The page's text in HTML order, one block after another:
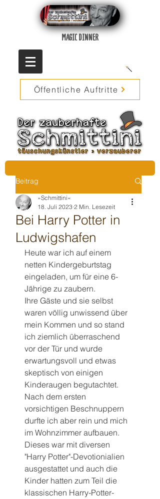
MAGIC DINNER
Öffentliche Auftritte
Beitrag
Bei Harry Potter in
Ludwigshafen
»Schmittini«
18. Juli 2023 2 Min. Lesezeit
Heute war ich auf einem
netten Kindergeburtstag
eingeladen, um für eine 6-
Jährige zu zaubern.
Ihre Gäste und sie selbst
waren völlig unwissend über
mein Kommen und so stand
ich ziemlich überraschend
vor der Tür und wurde
erwartungsvoll und etwas
skeptisch von einigen
Kinderaugen begutachtet.
Nach dem ersten
vorsichtigen Beschnuppern
durfte ich aber rein und mich
im Wohnzimmer aufbauen.
Dieses war mit diversen
"Harry Potter"-Devotionialien
ausgestattet und auch die
Kinder hatten zum Teil die
klassischen Harry-Potter-